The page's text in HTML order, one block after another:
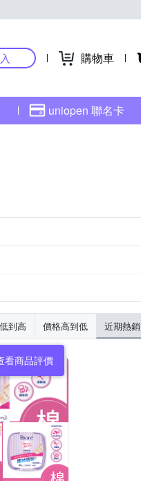
購物車
uniopen 聯名卡
到高 價格高到低 近期熱銷
看商品評價